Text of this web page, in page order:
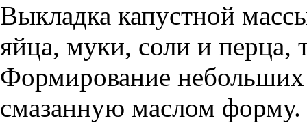
Выкладка капустной
яйца, муки, соли и перца,
Формирование небольших
смазанную маслом форму.